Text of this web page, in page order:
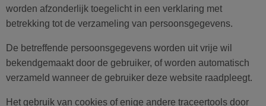
worden afzonderlijk toegelicht in een verklaring met
betrekking tot de verzameling van persoonsgegevens.
De betreffende persoonsgegevens worden uit vrije wil
bekendgemaakt door de gebruiker, of worden automatisch
verzameld wanneer de gebruiker deze website raadpleegt.
Het gebruik van cookies of enige andere traceertools door